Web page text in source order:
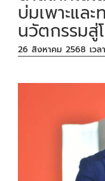
บ่มเพาะแล
นวัตกรรมสู่
26 สิงหาคม 2568 เวล